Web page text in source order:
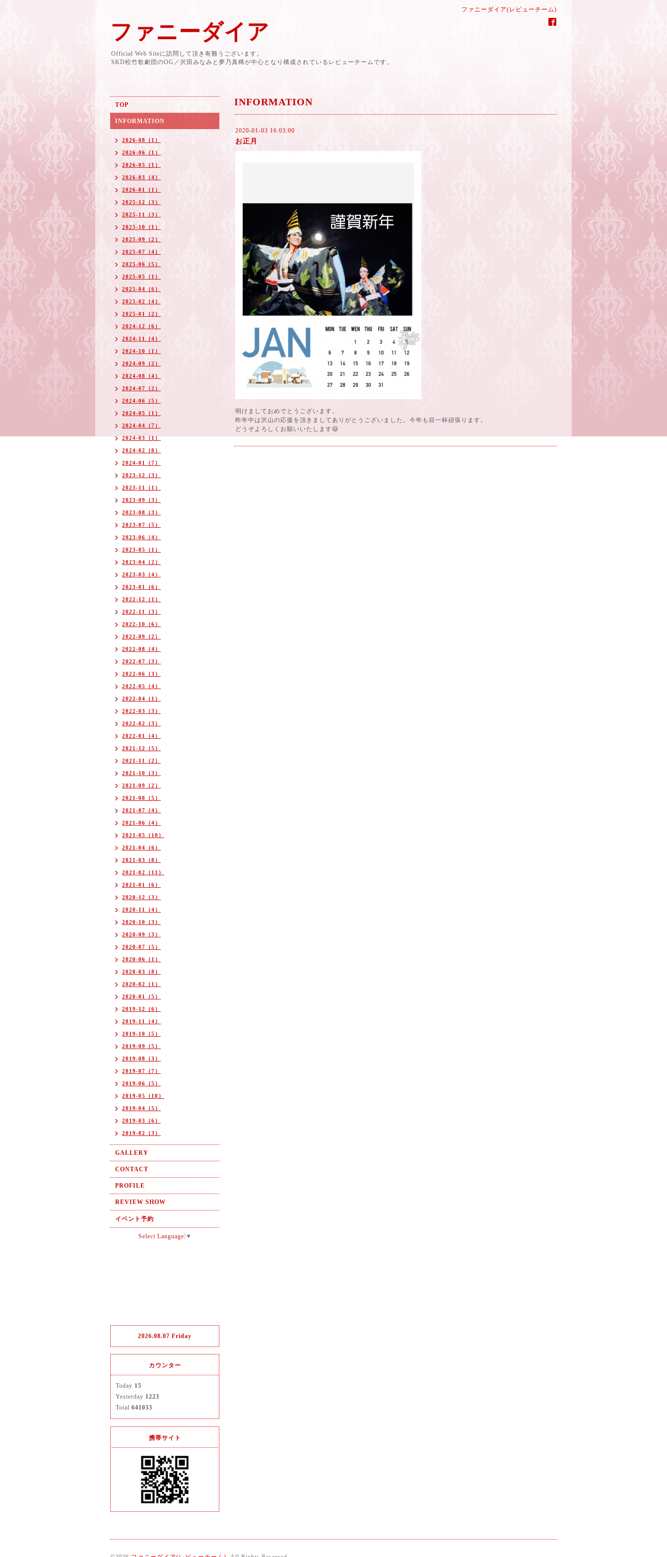
ファニーダイア(レビューチーム)
ファニーダイア
Official Web Siteに訪問して頂き有難うございます。
SKD松竹歌劇団のOG／沢田みなみと夢乃真稀が中心となり構成されているレビューチームです。
INFORMATION
2020-01-03 16:03:00
お正月
明けましておめでとうございます。
昨年中は沢山の応援を頂きましてありがとうございました。今年も目一杯頑張ります。
どうぞよろしくお願いいたします😃
TOP
INFORMATION
2026-08（1）
2026-06（1）
2026-05（1）
2026-03（4）
2026-01（1）
2025-12（3）
2025-11（3）
2025-10（1）
2025-09（2）
2025-07（4）
2025-06（5）
2025-05（1）
2025-04（6）
2025-02（4）
2025-01（2）
2024-12（6）
2024-11（4）
2024-10（1）
2024-09（2）
2024-08（4）
2024-07（2）
2024-06（5）
2024-05（1）
2024-04（7）
2024-03（1）
2024-02（8）
2024-01（7）
2023-12（3）
2023-11（1）
2023-09（3）
2023-08（3）
2023-07（5）
2023-06（4）
2023-05（1）
2023-04（2）
2023-03（4）
2023-01（6）
2022-12（1）
2022-11（3）
2022-10（6）
2022-09（2）
2022-08（4）
2022-07（3）
2022-06（3）
2022-05（4）
2022-04（1）
2022-03（3）
2022-02（3）
2022-01（4）
2021-12（5）
2021-11（2）
2021-10（3）
2021-09（2）
2021-08（5）
2021-07（4）
2021-06（4）
2021-05（10）
2021-04（6）
2021-03（8）
2021-02（11）
2021-01（6）
2020-12（3）
2020-11（4）
2020-10（3）
2020-09（3）
2020-07（5）
2020-06（1）
2020-03（8）
2020-02（1）
2020-01（5）
2019-12（6）
2019-11（4）
2019-10（5）
2019-09（5）
2019-08（3）
2019-07（7）
2019-06（5）
2019-05（10）
2019-04（5）
2019-03（6）
2019-02（3）
GALLERY
CONTACT
PROFILE
REVIEW SHOW
イベント予約
Select Language ▼
2026.08.07 Friday
カウンター
Today 15
Yesterday 1223
Total 641033
携帯サイト